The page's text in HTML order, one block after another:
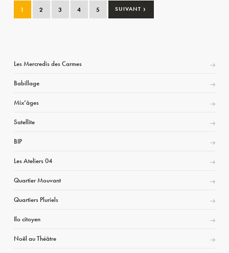
1 2 3 4 5 SUIVANT ›
Les Mercredis des Carmes
Babillage
Mix’âges
Satellite
BIP
Les Ateliers 04
Quartier Mouvant
Quartiers Pluriels
Ilo citoyen
Noël au Théâtre